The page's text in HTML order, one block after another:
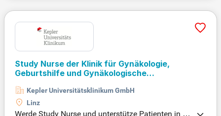
Study Nurse der Klinik für Gynäkologie,
Geburtshilfe und Gynäkologische
Kepler Universitätsklinikum GmbH
Linz
Werde Study Nurse und unterstütze Patienten in kli